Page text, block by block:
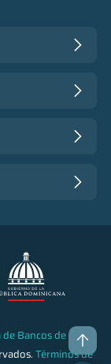
Bancos de la
Términos de